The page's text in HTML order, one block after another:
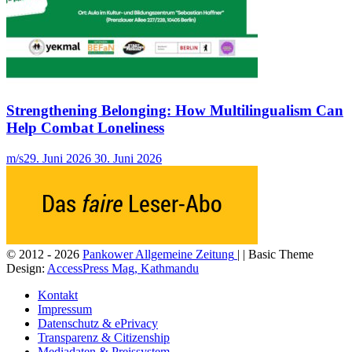
Strengthening Belonging: How Multilingualism Can
Help Combat Loneliness
m/s29. Juni 2026 30. Juni 2026
© 2012 - 2026 Pankower Allgemeine Zeitung | | Basic Theme
Design: AccessPress Mag, Kathmandu
Kontakt
Impressum
Datenschutz & ePrivacy
Transparenz & Citizenship